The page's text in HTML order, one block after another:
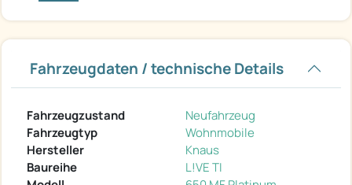
Fahrzeugdaten / technische Details
Fahrzeugzustand
Neufahrzeug
Fahrzeugtyp
Wohnmobile
Hersteller
Knaus
Baureihe
L!VE TI